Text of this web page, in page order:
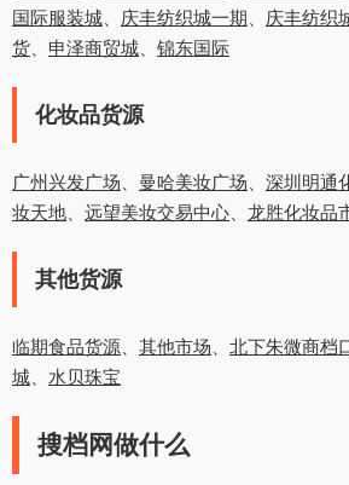
国际服装城、 庆丰纺织城一期、 庆丰纺织
货、 申泽商贸城、 锦东国际
化妆品货源
广州兴发广场、 曼哈美妆广场、 深圳明通
妆天地、 远望美妆交易中心、 龙胜化妆品
其他货源
临期食品货源、 其他市场、 北下朱微商档
城、 水贝珠宝
搜档网做什么